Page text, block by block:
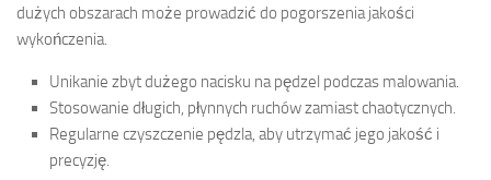
dużych obszarach może prowadzić do pogorszenia jakości
wykończenia.
Unikanie zbyt dużego nacisku na pędzel podczas malowania.
Stosowanie długich, płynnych ruchów zamiast chaotycznych.
Regularne czyszczenie pędzla, aby utrzymać jego jakość i
precyzję.